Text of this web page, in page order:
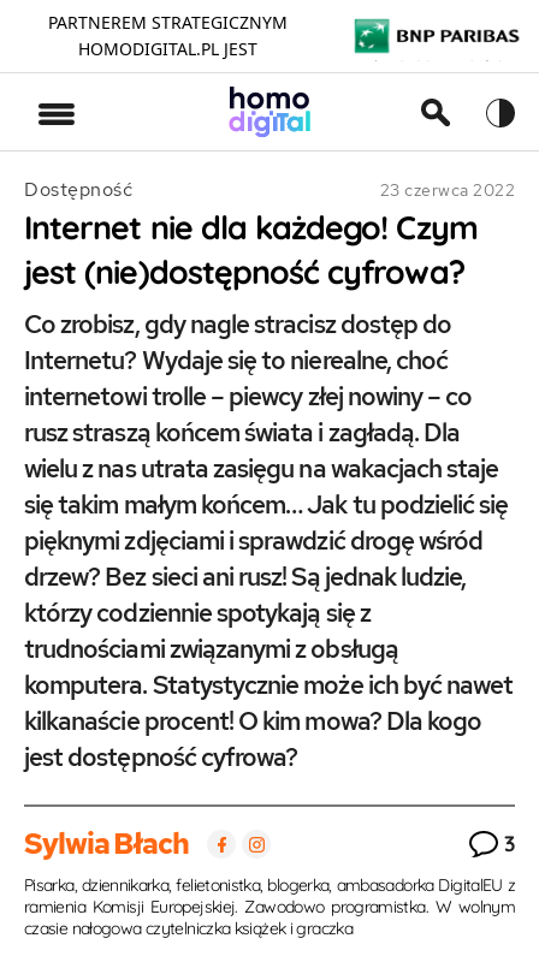
PARTNEREM STRATEGICZNYM
HOMODIGITAL.PL JEST
>
Dostępność 23 czerwca 2022
Internet nie dla każdego! Czym
jest (nie)dostępność cyfrowa?
Co zrobisz, gdy nagle stracisz dostęp do
Internetu? Wydaje się to nierealne, choć
internetowi trolle – piewcy złej nowiny – co
rusz straszą końcem świata i zagładą. Dla
wielu z nas utrata zasięgu na wakacjach staje
się takim małym końcem… Jak tu podzielić się
pięknymi zdjęciami i sprawdzić drogę wśród
drzew? Bez sieci ani rusz! Są jednak ludzie,
którzy codziennie spotykają się z
trudnościami związanymi z obsługą
komputera. Statystycznie może ich być nawet
kilkanaście procent! O kim mowa? Dla kogo
jest dostępność cyfrowa?
Sylwia Błach 3
Pisarka, dziennikarka, felietonistka, blogerka, ambasadorka DigitalEU z
ramienia Komisji Europejskiej. Zawodowo programistka. W wolnym
czasie nałogowa czytelniczka książek i graczka